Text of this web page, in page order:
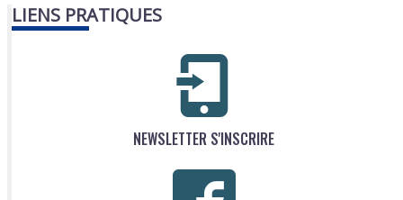
LIENS PRATIQUES
NEWSLETTER S'INSCRIRE